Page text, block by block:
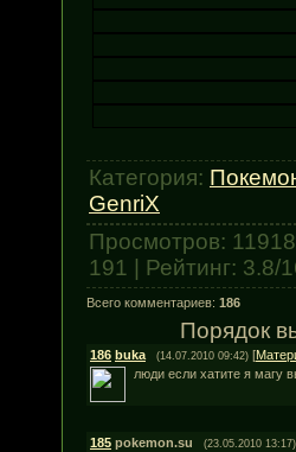
Категория:
GenriX
Просмотров: 11918
191
Рейтинг: 3.8/
Всего комментариев: 186
Порядок
186 buka (14.07.2010 09:42) [
люди если хатите я магу
185 pokemon.su (23.05.2010 13:17)